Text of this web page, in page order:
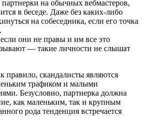
партнерки на обычных вебмастеров,
в беседе. Даже без каких-либо
на собеседника, если его точка
они не правы и им все это
— такие личности не слышат
правило, скандалисты являются
трафиком и малыми
Безусловно, партнерка должна
как маленьким, так и крупным
рода тенденция встречается